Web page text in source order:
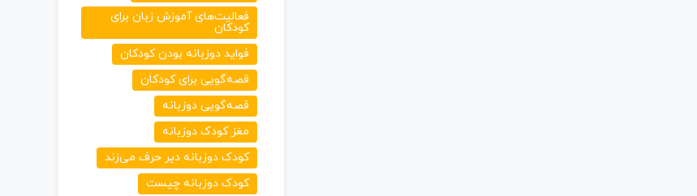
فعالیت‌های آموزش زبان برای
کودکان
فواید دوزبانه بودن کودکان
قصه‌گویی برای کودکان
قصه‌گویی دوزبانه
مغز کودک دوزبانه
کودک دوزبانه دیر حرف می‌زند
کودک دوزبانه چیست